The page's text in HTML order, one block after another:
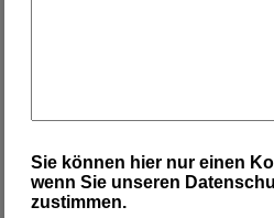
Sie können hier nur einen
wenn Sie unseren
zustimmen.